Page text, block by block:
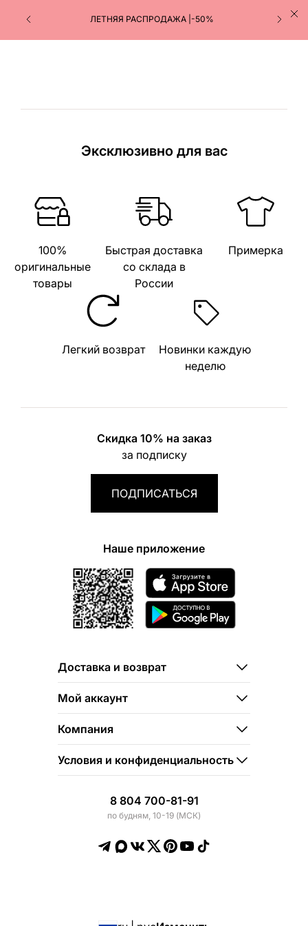
ЛЕТНЯЯ РАСПРОДАЖА |-50%
Эксклюзивно для вас
100%
оригинальные
товары
Быстрая доставка
со склада в
России
Примерка
Легкий возврат
Новинки каждую
неделю
Скидка 10% на заказ
за подписку
ПОДПИСАТЬСЯ
Наше приложение
Доставка и возврат
Мой аккаунт
Компания
Условия и конфиденциальность
8 804 700-81-91
по будням, 10-19 (МСК)